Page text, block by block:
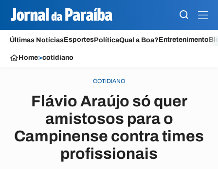
Últimas NotíciasEsportesPolíticaQual a Boa?Entretenimento
Home>cotidiano
COTIDIANO
Flávio Araújo só quer
amistosos para o
Campinense contra times
profissionais